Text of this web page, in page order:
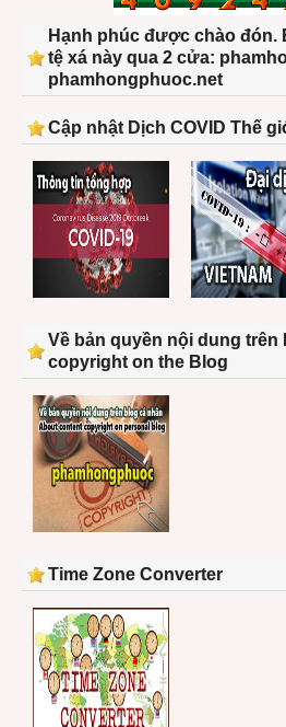
Hạnh phúc được chào đón.
tệ xá này qua 2 cửa:
phamhongphuoc.net
Cập nhật Dịch COVID Thế
Về bản quyền nội dung trên
copyright on the Blog
Time Zone Converter